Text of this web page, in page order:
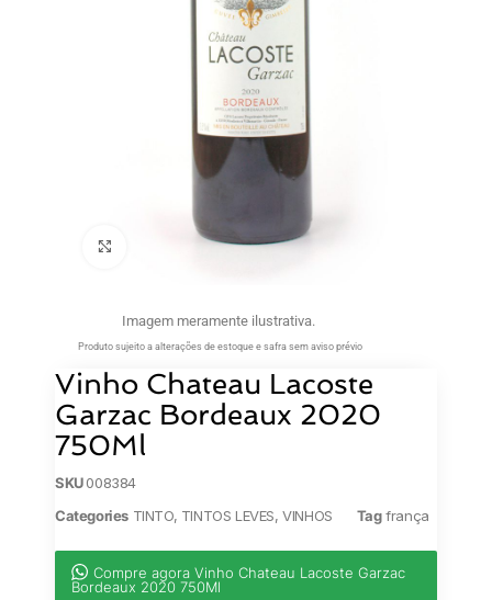
Clique para ampliar
Imagem meramente ilustrativa.
Produto sujeito a alterações de estoque e safra sem aviso prévio
Vinho Chateau Lacoste
Garzac Bordeaux 2020
750Ml
SKU008384
Categories TINTO, TINTOS LEVES,VINHOS Tag frança
Compre agora Vinho Chateau Lacoste Garzac
Bordeaux 2020 750Ml